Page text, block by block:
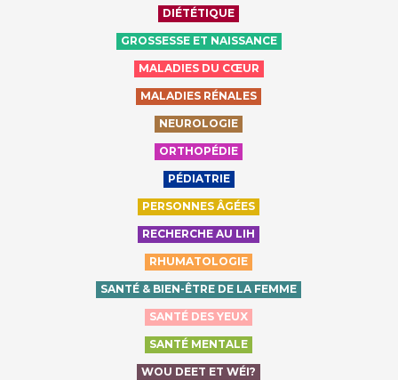
DIÉTÉTIQUE
GROSSESSE ET NAISSANCE
MALADIES DU CŒUR
MALADIES RÉNALES
NEUROLOGIE
ORTHOPÉDIE
PÉDIATRIE
PERSONNES ÂGÉES
RECHERCHE AU LIH
RHUMATOLOGIE
SANTÉ & BIEN-ÊTRE DE LA FEMME
SANTÉ DES YEUX
SANTÉ MENTALE
WOU DEET ET WÉI?